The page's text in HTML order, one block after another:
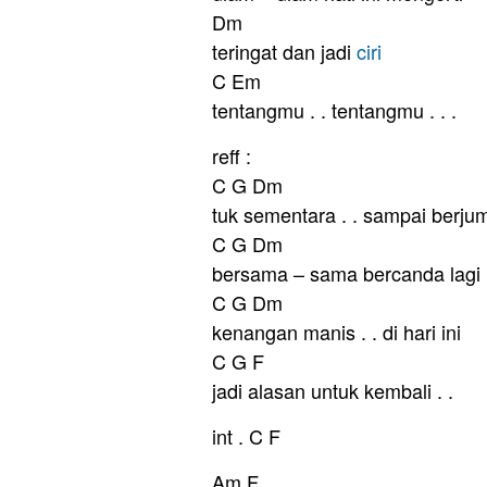
Dm
teringat dan jadi ciri
C Em
tentangmu . . tentangmu . . .
reff :
C G Dm
tuk sementara . . sampai
C G Dm
bersama – sama bercanda lagi
C G Dm
kenangan manis . . di hari ini
C G F
jadi alasan untuk kembali . .
int . C F